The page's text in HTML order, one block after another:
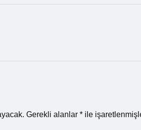
Gerekli alanlar * ile